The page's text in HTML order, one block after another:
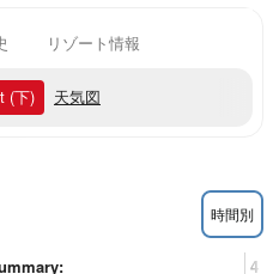
リゾート情報
(下) 天気図
時間別
4 -